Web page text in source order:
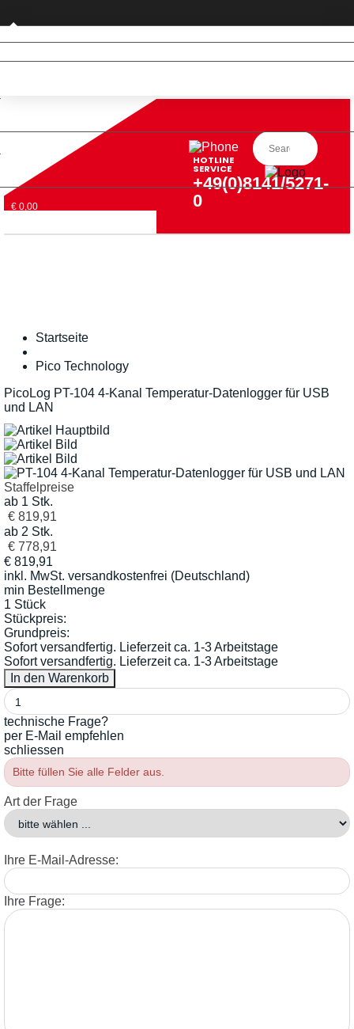
Privatkunde (nur DE)
€ 0,00
HOTLINE
SERVICE
+49(0)8141/5271-
0
Startseite
Pico Technology
PicoLog PT-104 4-Kanal Temperatur-Datenlogger für USB
und LAN
Staffelpreise
ab 1 Stk.
€ 819,91
ab 2 Stk.
€ 778,91
€ 819,91
inkl. MwSt. versandkostenfrei (Deutschland)
min Bestellmenge
1 Stück
Stückpreis:
Grundpreis:
Sofort versandfertig. Lieferzeit ca. 1-3 Arbeitstage
Sofort versandfertig. Lieferzeit ca. 1-3 Arbeitstage
technische Frage?
per E-Mail empfehlen
schliessen
Bitte füllen Sie alle Felder aus.
Art der Frage
Ihre E-Mail-Adresse:
Ihre Frage: